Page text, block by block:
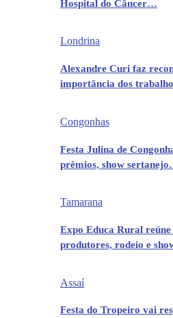
Hospital do Câncer…
Londrina
Alexandre Curi faz
importância dos
Congonhas
Festa Julina de
prêmios, show
Tamarana
Expo Educa Rural
produtores, rodeio e
Assaí
Festa do Tropeiro vai